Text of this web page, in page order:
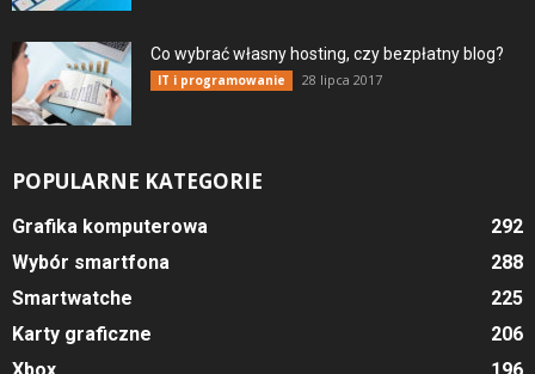
Co wybrać własny hosting, czy bezpłatny blog?
IT i programowanie 28 lipca 2017
POPULARNE KATEGORIE
Grafika komputerowa
292
Wybór smartfona
288
Smartwatche
225
Karty graficzne
206